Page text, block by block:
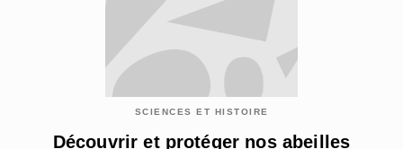
SCIENCES ET HISTOIRE
Découvrir et protéger nos abeilles